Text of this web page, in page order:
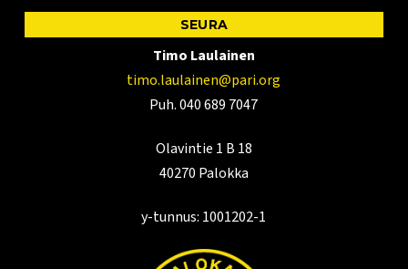
SEURA
Timo Laulainen
timo.laulainen@pari.org
Puh. 040 689 7047
Olavintie 1 B 18
40270 Palokka
y-tunnus: 1001202-1